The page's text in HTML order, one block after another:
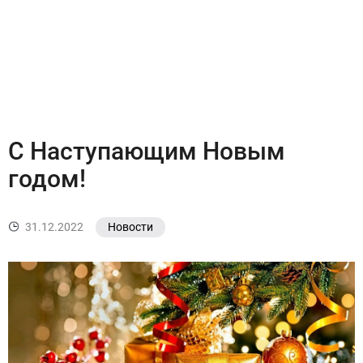
С Наступающим Новым
годом!
31.12.2022 Новости